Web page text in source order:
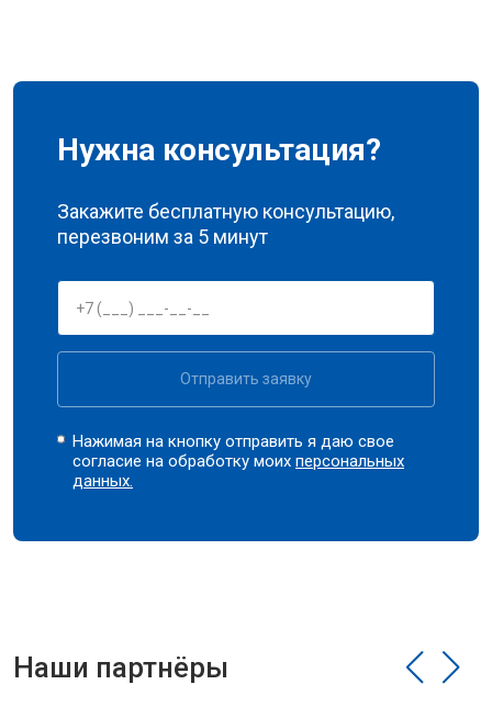
Нужна консультация?
Закажите бесплатную консультацию,
перезвоним за 5 минут
Отправить заявку
Нажимая на кнопку отправить я даю свое
согласие на обработку моихперсональных
данных.
Наши партнёры